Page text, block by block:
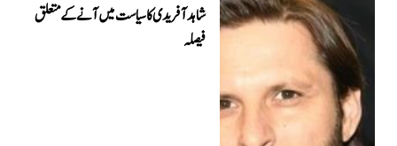
شاہد آفریدی کا سیاست میں آنےکے متعلق
فیصلہ